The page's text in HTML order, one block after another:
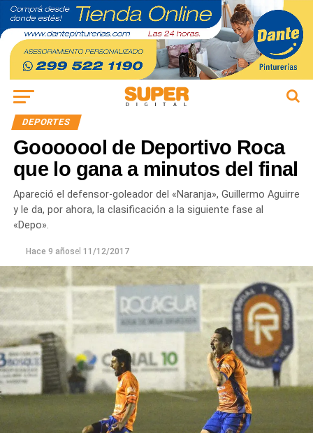
DEPORTES
Gooooool de Deportivo Roca
que lo gana a minutos del final
Apareció el defensor-goleador del «Naranja», Guillermo Aguirre
y le da, por ahora, la clasificación a la siguiente fase al
«Depo».
Hace 9 añosel 11/12/2017